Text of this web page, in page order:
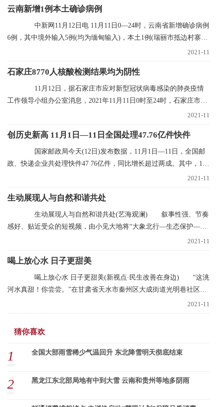
云南新增1例本土确诊病例
中新网11月12日电 11月11日0—24时，云南省新增确诊病例
6例，其中境外输入5例(均为缅甸输入)，本土1例(瑞丽市抵边村寨重
2021-11
石家庄8770人核酸检测结果均为阴性
11月12日，据石家庄市应对新型冠状病毒感染的肺炎疫情
工作领导小组办公室消息，2021年11月11日0时至24时，石家庄市对
2021-11
创历史新高 11月1日—11日全国处理47.76亿件快件
国家邮政局今天(12日)发布数据，11月1日—11日，全国邮
政、快递企业共处理快件47 76亿件，同比增长超过两成。其中，11
2021-11
生动展现人与自然和谐共处
生动展现人与自然和谐共处(艺海观澜) 叙事性强、节奏
感好、贴近受众的短视频，由小见大地将“大象北行—生态保护—文
2021-11
喝上放心水 日子更甜美
喝上放心水 日子更甜美(新视点·民生改善在身边) “这洮
河水真甜！你尝尝。”在甘肃省天水市秦州区大成街道光明巷社区，
2021-11
猜你喜欢
1 全国大部雨雪稀少气温回升 东北降雪明天彻底结束
2 黑龙江东北部局地有中到大雪 云南和贵州等地多阴雨